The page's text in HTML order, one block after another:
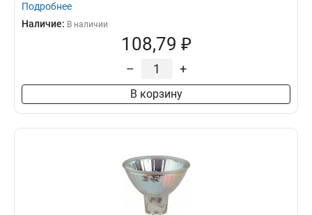
Подробнее
Наличие: В наличии
108,79 ₽
– +
В корзину